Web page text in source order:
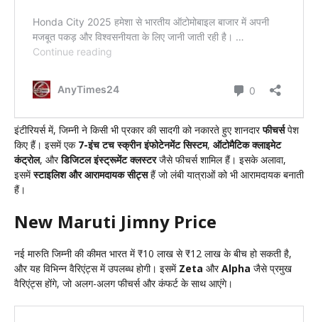
इंटीरियर्स में, जिम्नी ने किसी भी प्रकार की सादगी को नकारते हुए शानदारफीचर्सपेश
किए हैं। इसमें एक 7-इंच टच स्क्रीन इंफोटेनमेंट सिस्टम, ऑटोमैटिक क्लाइमेट
कंट्रोल, औरडिजिटल इंस्ट्रूमेंट क्लस्टरजैसे फीचर्स शामिल हैं। इसके अलावा,
इसमेंस्टाइलिश और आरामदायक सीट्सहैं जो लंबी यात्राओं को भी आरामदायक बनाती
हैं।
New Maruti Jimny Price
नई मारुति जिम्नी की कीमत भारत में ₹10 लाख से ₹12 लाख के बीच हो सकती है,
और यह विभिन्न वैरिएंट्स में उपलब्ध होगी। इसमें Zeta औरAlpha जैसे प्रमुख
वैरिएंट्स होंगे, जो अलग-अलग फीचर्स और कंफर्ट के साथ आएंगे।